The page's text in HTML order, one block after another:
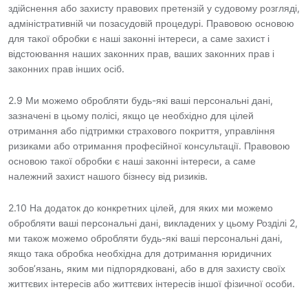
здійснення або захисту правових претензій у судовому розгляді,
адміністративній чи позасудовій процедурі. Правовою основою
для такої обробки є наші законні інтереси, а саме захист і
відстоювання наших законних прав, ваших законних прав і
законних прав інших осіб.
2.9 Ми можемо обробляти будь-які ваші персональні дані,
зазначені в цьому полісі, якщо це необхідно для цілей
отримання або підтримки страхового покриття, управління
ризиками або отримання професійної консультації. Правовою
основою такої обробки є наші законні інтереси, а саме
належний захист нашого бізнесу від ризиків.
2.10 На додаток до конкретних цілей, для яких ми можемо
обробляти ваші персональні дані, викладених у цьому Розділі 2,
ми також можемо обробляти будь-які ваші персональні дані,
якщо така обробка необхідна для дотримання юридичних
зобов’язань, яким ми підпорядковані, або в для захисту своїх
життєвих інтересів або життєвих інтересів іншої фізичної особи.